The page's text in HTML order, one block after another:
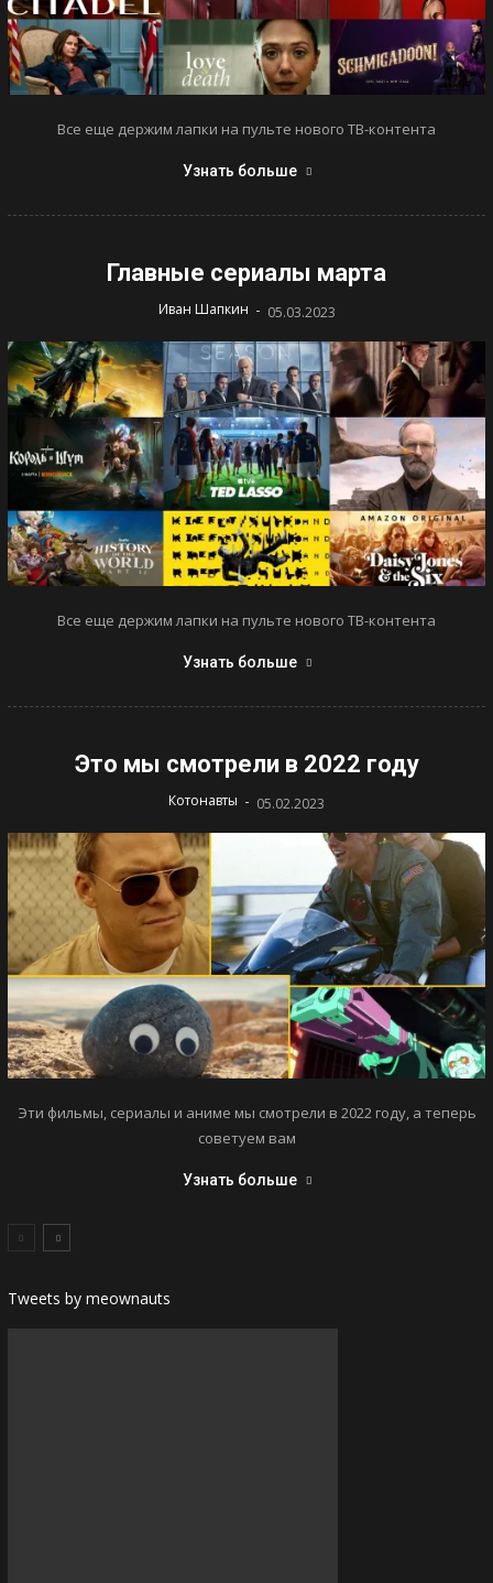
Все еще держим лапки на пульте нового ТВ-контента
Узнать больше
Главные сериалы марта
Иван Шапкин - 05.03.2023
Все еще держим лапки на пульте нового ТВ-контента
Узнать больше
Это мы смотрели в 2022 году
Котонавты - 05.02.2023
Эти фильмы, сериалы и аниме мы смотрели в 2022 году, а теперь
советуем вам
Узнать больше
Tweets by meownauts